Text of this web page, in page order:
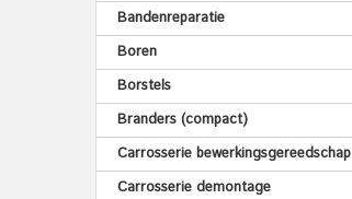
Bandenreparatie
Boren
Borstels
Branders (compact)
Carrosserie bewerkingsgereedschap
Carrosserie demontage